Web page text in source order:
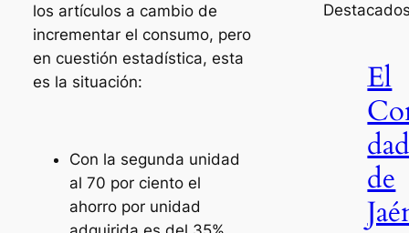
los artículos a cambio de
incrementar el consumo, pero
en cuestión estadística, esta
es la situación:
Con la segunda unidad
al 70 por ciento el
ahorro por unidad
El
de